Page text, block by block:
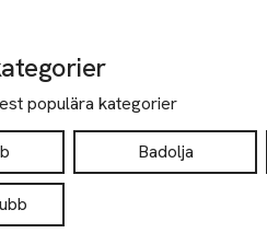
populära kategorier
Badolja